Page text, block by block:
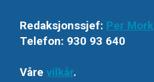
Redaksjonssjef: Per Mork
Telefon: 930 93 640
Vårevilkår.